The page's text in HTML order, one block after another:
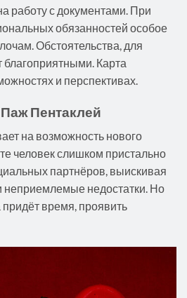
работу с документами. При
обязанностей особое
Обстоятельства, для
благоприятными. Карта
и перспективах.
Пентаклей
на возможность нового
человек слишком пристально
партнёров, выискивая
неприемлемые недостатки. Но
время, проявить